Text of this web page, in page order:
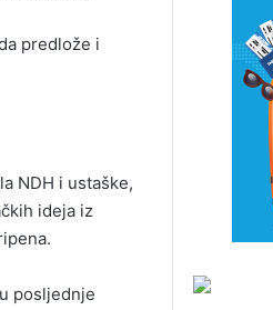
predlože i
NDH i ustaške,
ideja iz
posljednje